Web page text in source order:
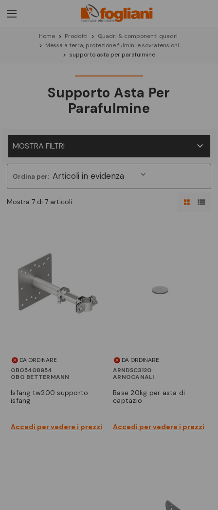
Home Prodotti
Quadri & componenti quadri
Messa a terra, protezione fulmini e sovratensioni
supporto asta per parafulmine
Supporto Asta Per
Parafulmine
MOSTRA FILTRI
Mostra 7 di 7 articoli
Ordina per:
DA ORDINARE
OBO5408954
OBO BETTERMANN
isfang tw200 supporto
isfang
Accedi per vedere i prezzi
DA ORDINARE
ARNDSC3120
ARNOCANALI
base 20kg per asta di
captazio
Accedi per vedere i prezzi